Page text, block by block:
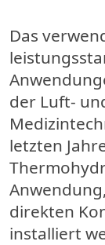
Das
der Luft-
letzten
direkten
installiert